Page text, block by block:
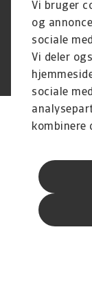
Vi bruger
og
sociale
Vi deler
sociale
kombinere
fra din
Karriere
© Atradius N.V.